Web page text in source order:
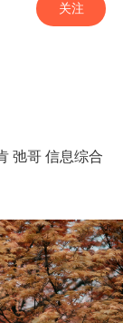
关注
弛哥 信息综合